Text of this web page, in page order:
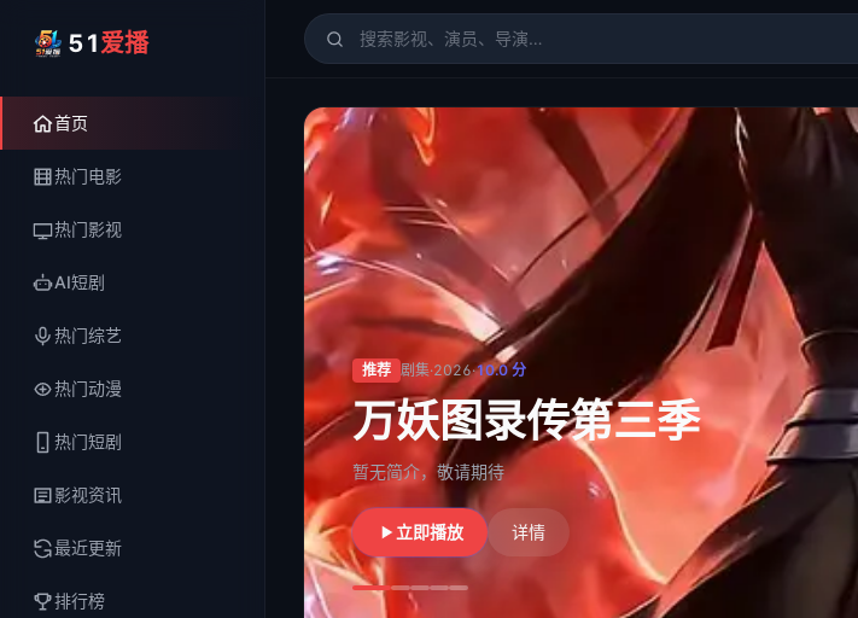
51爱播
首页
热门电影
热门影视
AI短剧
热门综艺
热门动漫
热门短剧
影视资讯
最近更新
排行榜
51爱播- 电影、电视剧、动漫、综艺、短剧高清在线观看
推荐 剧集·2026·10.0分
茶骨清欢：长夜逢明月
暂无简介，敬请期待
立即播放 详情